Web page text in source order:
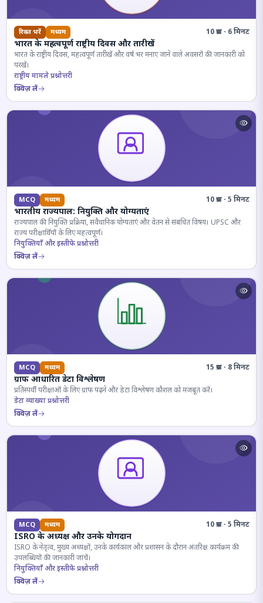
रिक्त भरें मध्यम 10 प्रश्न · 6 मिनट
भारत के महत्वपूर्ण राष्ट्रीय दिवस और तारीखें
भारत के राष्ट्रीय दिवस, महत्वपूर्ण तारीखें और वर्ष भर मनाए जाने वाले अवसरों की जानकारी को
परखें।
राष्ट्रीय मामले प्रश्नोत्तरी
क्विज़ लें
MCQ मध्यम 10 प्रश्न · 5 मिनट
भारतीय राज्यपाल: नियुक्ति और योग्यताएं
राज्यपाल की नियुक्ति प्रक्रिया, संवैधानिक योग्यताएं और वेतन से संबंधित विषय। UPSC और
राज्य परीक्षार्थियों के लिए महत्वपूर्ण।
नियुक्तियाँ और इस्तीफे प्रश्नोत्तरी
क्विज़ लें
MCQ मध्यम 15 प्रश्न · 8 मिनट
ग्राफ आधारित डेटा विश्लेषण
प्रतिस्पर्धी परीक्षाओं के लिए ग्राफ पढ़ने और डेटा विश्लेषण कौशल को मजबूत करें।
डेटा व्याख्या प्रश्नोत्तरी
क्विज़ लें
MCQ मध्यम 10 प्रश्न · 5 मिनट
ISRO के अध्यक्ष और उनके योगदान
ISRO के नेतृत्व, मुख्य अध्यक्षों, उनके कार्यकाल और प्रशासन के दौरान अंतरिक्ष कार्यक्रम की
उपलब्धियों की जानकारी जांचें।
नियुक्तियाँ और इस्तीफे प्रश्नोत्तरी
क्विज़ लें